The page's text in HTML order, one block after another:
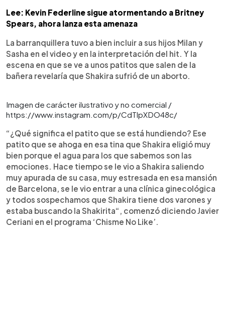
Lee: Kevin Federline sigue atormentando a Britney
Spears, ahora lanza esta amenaza
La barranquillera tuvo a bien incluir a sus hijos Milan y
Sasha en el video y en la interpretación del hit. Y la
escena en que se ve a unos patitos que salen de la
bañera revelaría que Shakira sufrió de un aborto.
Imagen de carácter ilustrativo y no comercial /
https://www.instagram.com/p/CdTlpXDO48c/
“¿Qué significa el patito que se está hundiendo? Ese
patito que se ahoga en esa tina que Shakira eligió muy
bien porque el agua para los que sabemos son las
emociones. Hace tiempo se le vio a Shakira saliendo
muy apurada de su casa, muy estresada en esa mansión
de Barcelona, se le vio entrar a una clínica ginecológica
y todos sospechamos que Shakira tiene dos varones y
estaba buscando la Shakirita“, comenzó diciendo Javier
Ceriani en el programa ‘Chisme No Like’.